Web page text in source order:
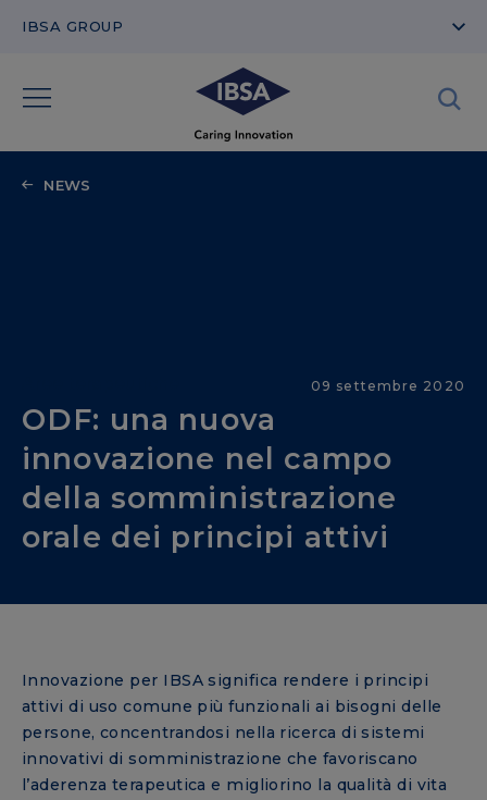
IBSA GROUP
NEWS
09 settembre 2020
ODF: una nuova
innovazione nel campo
della somministrazione
orale dei principi attivi
Innovazione per IBSA significa rendere i principi
attivi di uso comune più funzionali ai bisogni delle
persone, concentrandosi nella ricerca di sistemi
innovativi di somministrazione che favoriscano
l’aderenza terapeutica e migliorino la qualità di vita